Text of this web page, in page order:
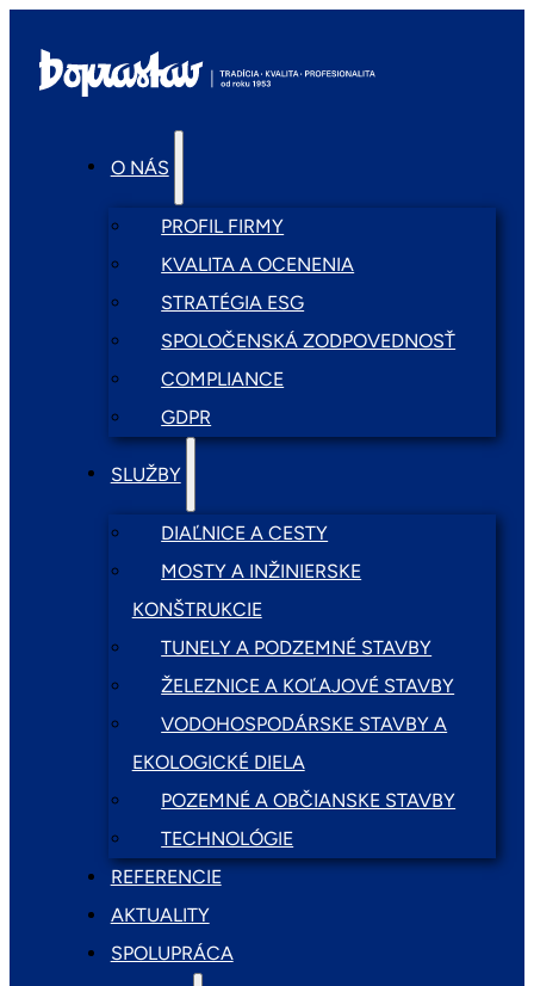
O NÁS
PROFIL FIRMY
KVALITA A OCENENIA
STRATÉGIA ESG
SPOLOČENSKÁ ZODPOVEDNOSŤ
COMPLIANCE
GDPR
SLUŽBY
DIAĽNICE A CESTY
MOSTY A INŽINIERSKE
KONŠTRUKCIE
TUNELY A PODZEMNÉ STAVBY
ŽELEZNICE A KOĽAJOVÉ STAVBY
VODOHOSPODÁRSKE STAVBY A
EKOLOGICKÉ DIELA
POZEMNÉ A OBČIANSKE STAVBY
TECHNOLÓGIE
REFERENCIE
AKTUALITY
SPOLUPRÁCA